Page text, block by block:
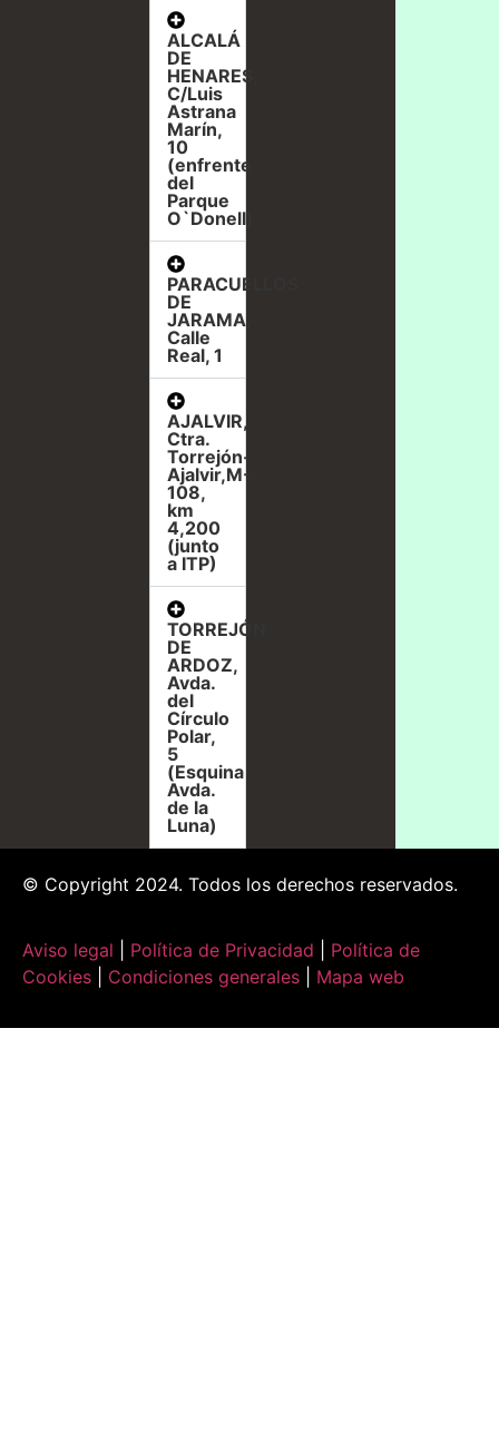
ALCALÁ
DE
HENARES,
C/Luis
Astrana
Marín,
10
(enfrente
del
Parque
O`Donell)
PARACUELLOS
DE
JARAMA,
Calle
Real, 1
AJALVIR,
Ctra.
Torrejón-
Ajalvir,M-
108,
km
4,200
(junto
a ITP)
TORREJÓN
DE
ARDOZ,
Avda.
del
Círculo
Polar,
5
(Esquina
Avda.
de la
Luna)
© Copyright 2024. Todos los derechos reservados.
Aviso legal Política de Privacidad
Política de
Cookies
Condiciones generales Mapa web